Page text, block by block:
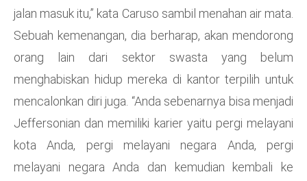
jalan masuk itu,” kata Caruso sambil menahan air mata.
Sebuah kemenangan, dia berharap, akan mendorong
orang lain dari sektor swasta yang belum
menghabiskan hidup mereka di kantor terpilih untuk
mencalonkan diri juga. “Anda sebenarnya bisa menjadi
Jeffersonian dan memiliki karier yaitu pergi melayani
kota Anda, pergi melayani negara Anda, pergi
melayani negara Anda dan kemudian kembali ke